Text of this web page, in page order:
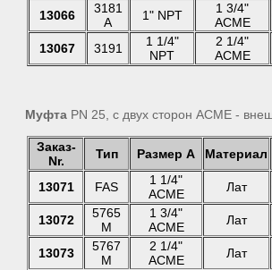
13066
3181
A
1" NPT
1 3/4"
ACME
13067 3191
1 1/4"
NPT
2 1/4"
ACME
Муфта PN 25, с двух сторон АСМЕ -
Заказ-
Nr.
Тип Размер А Материал
13071 FAS
1 1/4"
ACME
Лат
13072
5765
M
1 3/4"
ACME
Лат
13073
5767
M
2 1/4"
ACME
Лат